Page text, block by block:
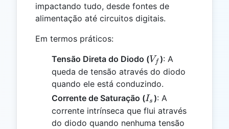
impactando tudo, desde fontes de
alimentação até circuitos digitais.
Em termos práticos:
Tensão Direta do Diodo (V_f
Vf ): A
queda de tensão através do diodo
quando ele está conduzindo.
Corrente de Saturação (I_s
Is ): A
corrente intrínseca que flui através
do diodo quando nenhuma tensão